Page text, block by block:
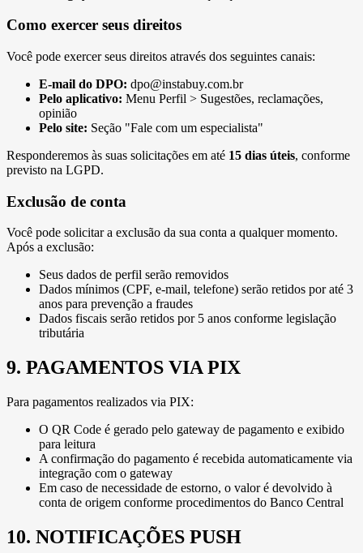
Como exercer seus direitos
Você pode exercer seus direitos através dos seguintes canais:
E-mail do DPO: dpo@instabuy.com.br
Pelo aplicativo: Menu Perfil > Sugestões, reclamações,
opinião
Pelo site: Seção "Fale com um especialista"
Responderemos às suas solicitações em até 15 dias úteis, conforme
previsto na LGPD.
Exclusão de conta
Você pode solicitar a exclusão da sua conta a qualquer momento.
Após a exclusão:
Seus dados de perfil serão removidos
Dados mínimos (CPF, e-mail, telefone) serão retidos por até 3
anos para prevenção a fraudes
Dados fiscais serão retidos por 5 anos conforme legislação
tributária
9. PAGAMENTOS VIA PIX
Para pagamentos realizados via PIX:
O QR Code é gerado pelo gateway de pagamento e exibido
para leitura
A confirmação do pagamento é recebida automaticamente via
integração com o gateway
Em caso de necessidade de estorno, o valor é devolvido à
conta de origem conforme procedimentos do Banco Central
10. NOTIFICAÇÕES PUSH